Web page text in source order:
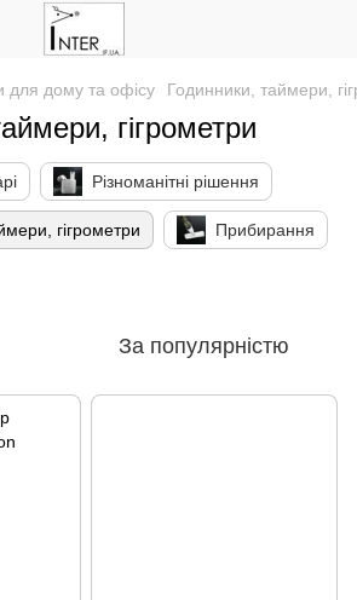
для дому та офісу Годинники, таймери,
гігрометри
Різноманітні рішення
гігрометри Прибирання
За популярністю